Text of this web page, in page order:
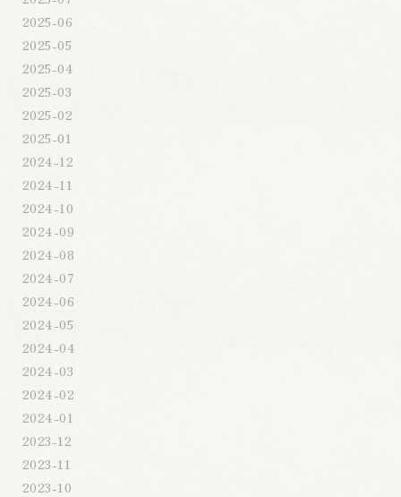
2025-06
2025-05
2025-04
2025-03
2025-02
2025-01
2024-12
2024-11
2024-10
2024-09
2024-08
2024-07
2024-06
2024-05
2024-04
2024-03
2024-02
2024-01
2023-12
2023-11
2023-10